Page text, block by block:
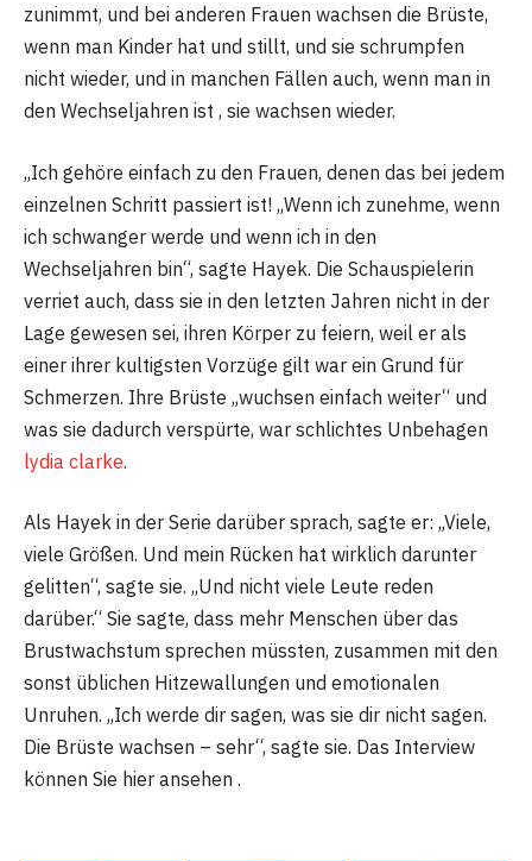
zunimmt, und bei anderen Frauen wachsen die Brüste,
wenn man Kinder hat und stillt, und sie schrumpfen
nicht wieder, und in manchen Fällen auch, wenn man in
den Wechseljahren ist , sie wachsen wieder.
„Ich gehöre einfach zu den Frauen, denen das bei jedem
einzelnen Schritt passiert ist! „Wenn ich zunehme, wenn
ich schwanger werde und wenn ich in den
Wechseljahren bin“, sagte Hayek. Die Schauspielerin
verriet auch, dass sie in den letzten Jahren nicht in der
Lage gewesen sei, ihren Körper zu feiern, weil er als
einer ihrer kultigsten Vorzüge gilt war ein Grund für
Schmerzen. Ihre Brüste „wuchsen einfach weiter“ und
was sie dadurch verspürte, war schlichtes Unbehagen
lydia clarke.
Als Hayek in der Serie darüber sprach, sagte er: „Viele,
viele Größen. Und mein Rücken hat wirklich darunter
gelitten“, sagte sie. „Und nicht viele Leute reden
darüber.“ Sie sagte, dass mehr Menschen über das
Brustwachstum sprechen müssten, zusammen mit den
sonst üblichen Hitzewallungen und emotionalen
Unruhen. „Ich werde dir sagen, was sie dir nicht sagen.
Die Brüste wachsen – sehr“, sagte sie. Das Interview
können Sie hier ansehen .